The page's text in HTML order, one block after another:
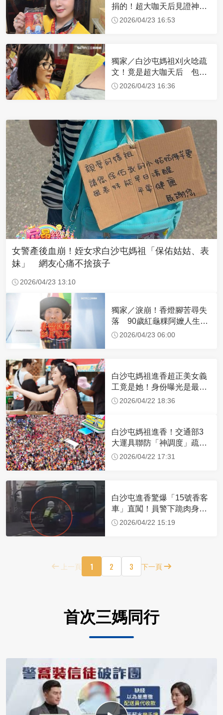
捐的！超大咖天后見證神
蹟 一靠近媽祖就爆哭
2026/04/23 16:53
獨家／白沙屯媽祖刈火唸疏
文！竟是超大咖天后 包尿
布忍尿5小時不喊累
2026/04/23 16:36
女警產後血崩！姪女求白沙屯媽祖「保佑姑姑、表
妹」 網友心痛不捨孩子
2026/04/23 13:10
獨家／淚崩！香燈腳苦尋失
落 90歲紅龜粿阿嬤人生謝
幕2026/04/23 06:00
白沙屯媽祖進香超正美女義
工竟是她！身份曝光是最美
禮生 一輩子不結婚
2026/04/22 18:36
白沙屯媽祖進香！交通部3
大運具聯防「神調度」疏運
32.1萬創新高
2026/04/22 17:31
白沙屯進香驚爆「15號香客
車」直闖！員警下跪肉身擋
車：讓行人先過
2026/04/22 15:19
上一頁 1 2 3 下一頁
首次三媽同行